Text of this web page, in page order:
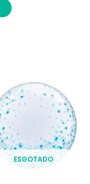
ESGOTADO